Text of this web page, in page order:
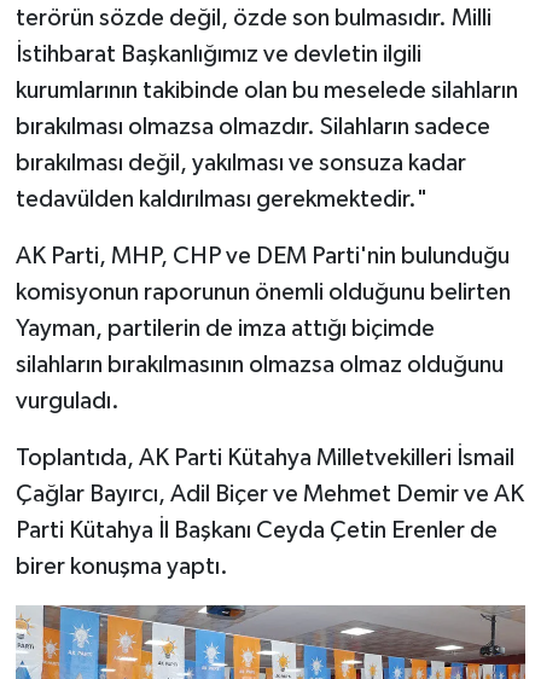
terörün sözde değil, özde son bulmasıdır. Milli
İstihbarat Başkanlığımız ve devletin ilgili
kurumlarının takibinde olan bu meselede silahların
bırakılması olmazsa olmazdır. Silahların sadece
bırakılması değil, yakılması ve sonsuza kadar
tedavülden kaldırılması gerekmektedir."
AK Parti, MHP, CHP ve DEM Parti'nin bulunduğu
komisyonun raporunun önemli olduğunu belirten
Yayman, partilerin de imza attığı biçimde
silahların bırakılmasının olmazsa olmaz olduğunu
vurguladı.
Toplantıda, AK Parti Kütahya Milletvekilleri İsmail
Çağlar Bayırcı, Adil Biçer ve Mehmet Demir ve AK
Parti Kütahya İl Başkanı Ceyda Çetin Erenler de
birer konuşma yaptı.